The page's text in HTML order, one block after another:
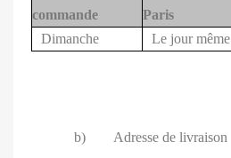
commande
Paris
Dimanche
Le jour même
b) Adresse de livraison